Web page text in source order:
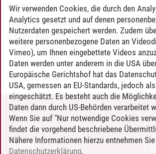
E-MAIL-KONTAKT
Sie erreichen das Team des
E-Mail-Adressenali@ leuphana.de.
Professional School/23.02.2026
KONTAKT
LEUPHANA ALS ARBEITGEBER
INTRANET
Wir verwenden Cookies, die durch den
Analytics gesetzt und auf denen
Nutzerdaten gespeichert werden. Zudem
weitere personenbezogene Daten an
Vimeo), um Ihnen eingebettete Videos
Daten werden unter anderem in die USA
Europäische Gerichtshof hat das
USA, gemessen an EU-Standards, jedoch
eingeschätzt. Es besteht auch die
Daten dann durch US-Behörden verarbeitet
Wenn Sie auf "Nur notwendige Cookies
findet die vorgehend beschriebene
Nähere Informationen hierzu entnehmen
Datenschutzerklärung.